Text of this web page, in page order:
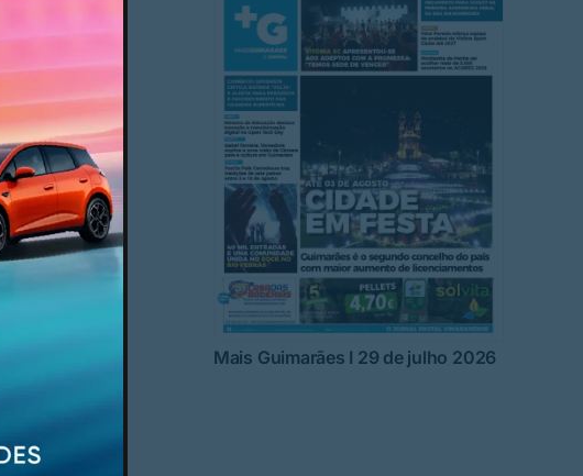
Mais Guimarães I 29 de julho 2026